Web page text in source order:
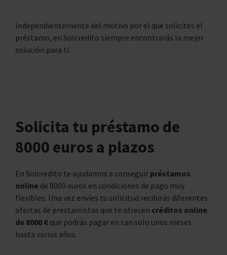
Independientemente del motivo por el que solicites el
préstamo, en Solcredito siempre encontrarás la mejor
solución para ti.
Solicita tu préstamo de
8000 euros a plazos
En Solcredito te ayudamos a conseguir préstamos
online de 8000 euros en condiciones de pago muy
flexibles. Una vez envíes tu solicitud recibirás diferentes
ofertas de prestamistas que te ofrecen créditos online
de 8000 € que podrás pagar en tan solo unos meses
hasta varios años.